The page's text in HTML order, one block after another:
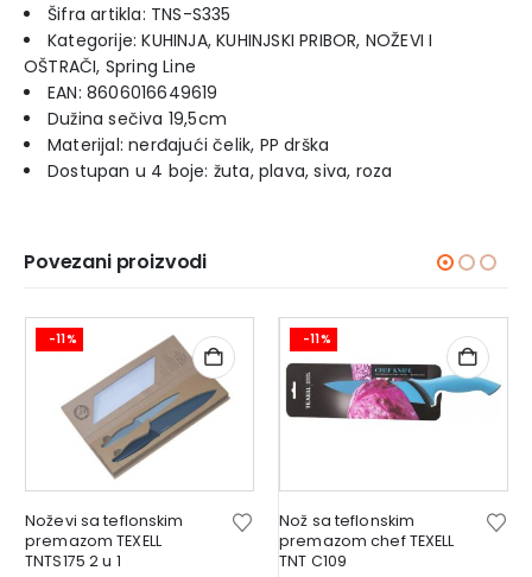
Šifra artikla: TNS-S335
Kategorije: KUHINJA, KUHINJSKI PRIBOR, NOŽEVI I
OŠTRAČI, Spring Line
EAN: 8606016649619
Dužina sečiva 19,5cm
Materijal: nerđajući čelik, PP drška
Dostupan u 4 boje: žuta, plava, siva, roza
Povezani proizvodi
-11%
Noževi sa teflonskim
premazom TEXELL
TNTS175 2 u 1
-11%
Nož sa teflonskim
premazom chef TEXELL
TNT C109